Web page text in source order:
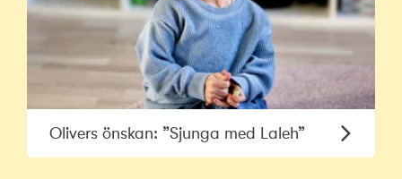
Olivers önskan: ”Sjunga med Laleh”